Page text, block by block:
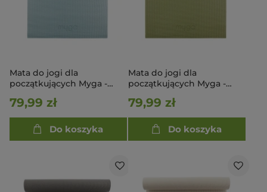
Mata do jogi dla
początkujących Myga -
79,99 zł
Do koszyka
Mata do jogi dla
początkujących Myga -
79,99 zł
Do koszyka